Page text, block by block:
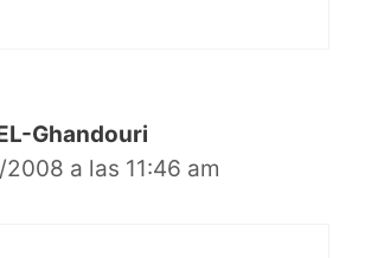
Ghandouri
2008 a las 11:46 am